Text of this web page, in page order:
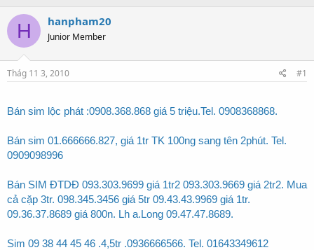
r
e
a
s
t
r
t
r
a
t
H hanpham20
Junior Member
Thág 11 3, 2010 #1
Bán sim lộc phát :0908.368.868 giá 5 triệu.Tel. 0908368868.
Bán sim 01.666666.827, giá 1tr TK 100ng sang tên 2phút. Tel.
0909098996
Bán SIM ĐTDĐ 093.303.9699 giá 1tr2 093.303.9669 giá 2tr2. Mua
cả cặp 3tr. 098.345.3456 giá 5tr 09.43.43.9969 giá 1tr.
09.36.37.8689 giá 800n. Lh a.Long 09.47.47.8689.
Sim 09 38 44 45 46 .4,5tr .0936666566. Tel. 01643349612